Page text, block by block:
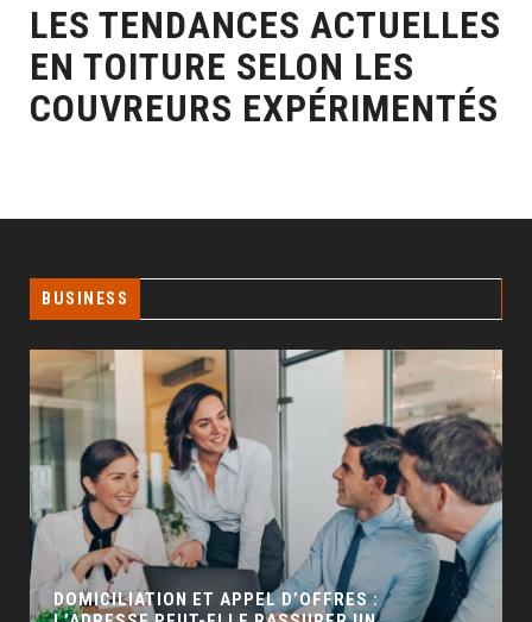
LES TENDANCES ACTUELLES
EN TOITURE SELON LES
COUVREURS EXPÉRIMENTÉS
BUSINESS
GÉO SEO : UN LEVIER INCONTOURNABLE POUR
LA VISIBILITÉ LOCALE
BUSINESS